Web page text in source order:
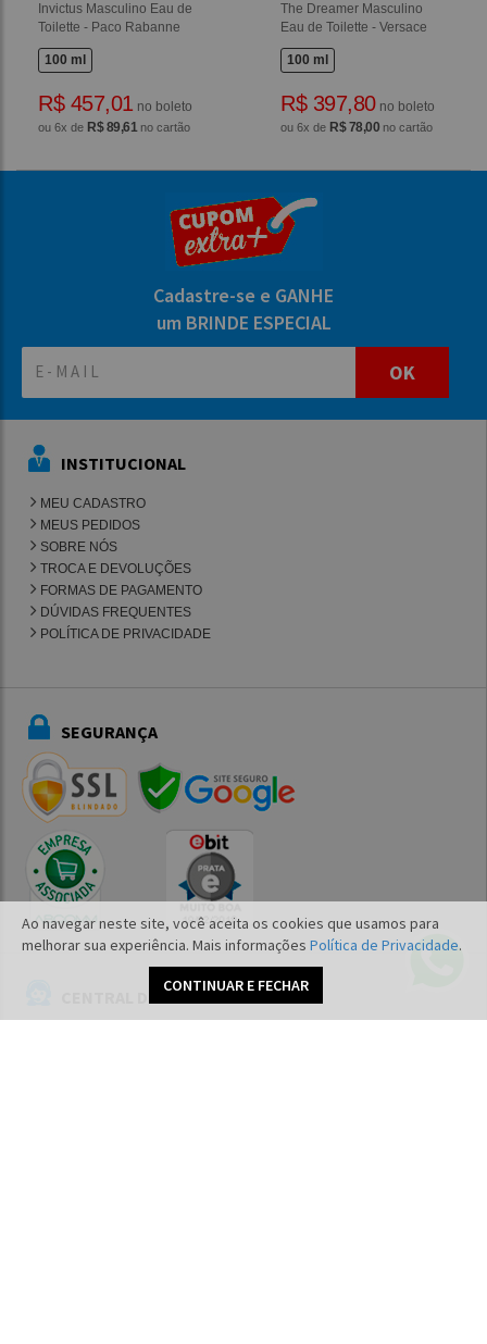
Ao navegar neste site, você aceita os cookies que usamos para
melhorar sua experiência. Mais informações Política de Privacidade.
CONTINUAR E FECHAR
Invictus Masculino Eau de
Toilette - Paco Rabanne
100 ml
R$ 457,01 no boleto
ou 6x de R$ 89,61 no cartão
The Dreamer Masculino
Eau de Toilette - Versace
100 ml
R$ 397,80no boleto
ou 6x de R$ 78,00 no cartão
Cadastre-se e GANHE
um BRINDE ESPECIAL
OK
INSTITUCIONAL
MEU CADASTRO
MEUS PEDIDOS
SOBRE NÓS
TROCA E DEVOLUÇÕES
FORMAS DE PAGAMENTO
DÚVIDAS FREQUENTES
POLÍTICA DE PRIVACIDADE
SEGURANÇA
CENTRAL DE ATENDIMENTO